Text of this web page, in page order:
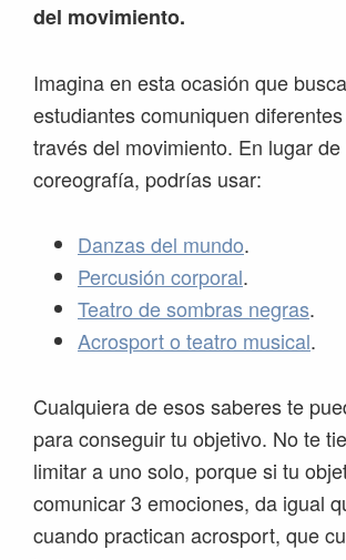
del movimiento.
Imagina en esta ocasión que
estudiantes comuniquen
través del movimiento. En lugar
coreografía, podrías usar:
Danzas del mundo.
Percusión corporal.
Teatro de sombras negras.
Acrosport o teatro musical.
Cualquiera de esos saberes te
para conseguir tu objetivo. No te
limitar a uno solo, porque si tu
comunicar 3 emociones, da igual
cuando practican acrosport, que